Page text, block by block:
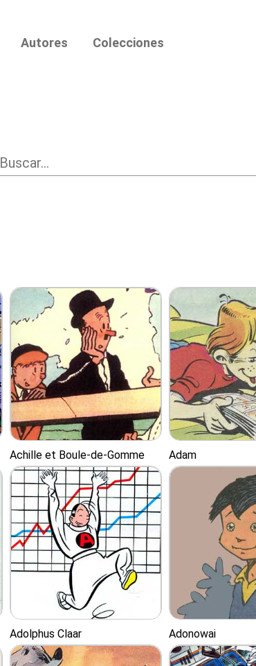
Autores Colecciones
Buscar...
Achille et Boule-de-Gomme Adam
Adolphus Claar Adonowai